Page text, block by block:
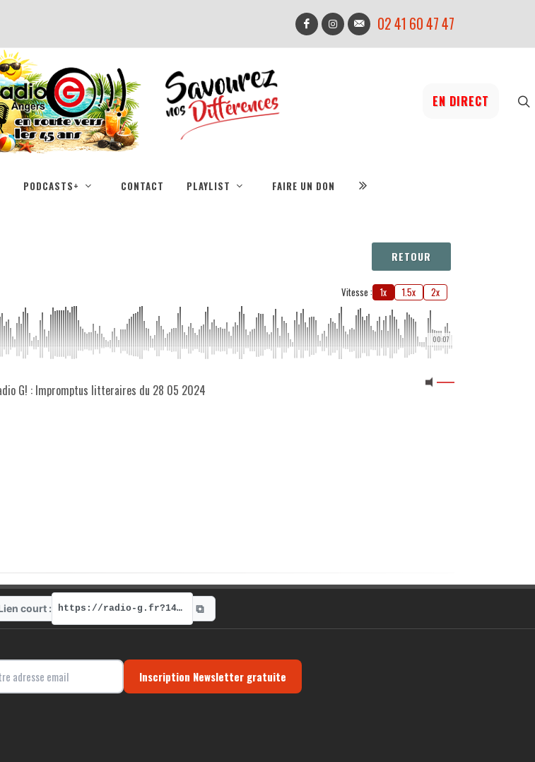
02 41 60 47 47
EN DIRECT
PODCASTS+ CONTACT PLAYLIST FAIRE UN DON
RETOUR
Vitesse : 1x 1.5x 2x
00:07
G! : Impromptus litteraires du 28 05 2024
court : https://radio-g.fr?14860 ⧉
Inscription Newsletter gratuite